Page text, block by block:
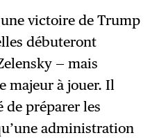
victoire de Trump
débuteront
— mais
majeur à jouer. Il
de préparer les
administration